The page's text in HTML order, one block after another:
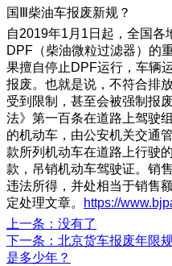
国Ⅲ柴油车报废新规？
自2019年1月1日起，全国各
DPF（柴油微粒过滤器）的
果擅自停止DPF运行，车辆
报废。也就是说，不符合排
受到限制，甚至会被强制报
法》第一百条在道路上驾驶
的机动车，由公安机关交通
款所列机动车在道路上行驶
款，吊销机动车驾驶证。销
违法所得，并处相当于销售
定处理文章。
https://
上一条 ：没有了
下一条 ：北京货车报废年限
是多少年？